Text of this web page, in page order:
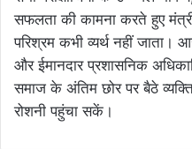
सफलता की कामना करते हुए
परिश्रम कभी व्यर्थ नहीं
और ईमानदार प्रशासनिक
समाज के अंतिम छोर पर बैठे
रोशनी पहुंचा सकें।